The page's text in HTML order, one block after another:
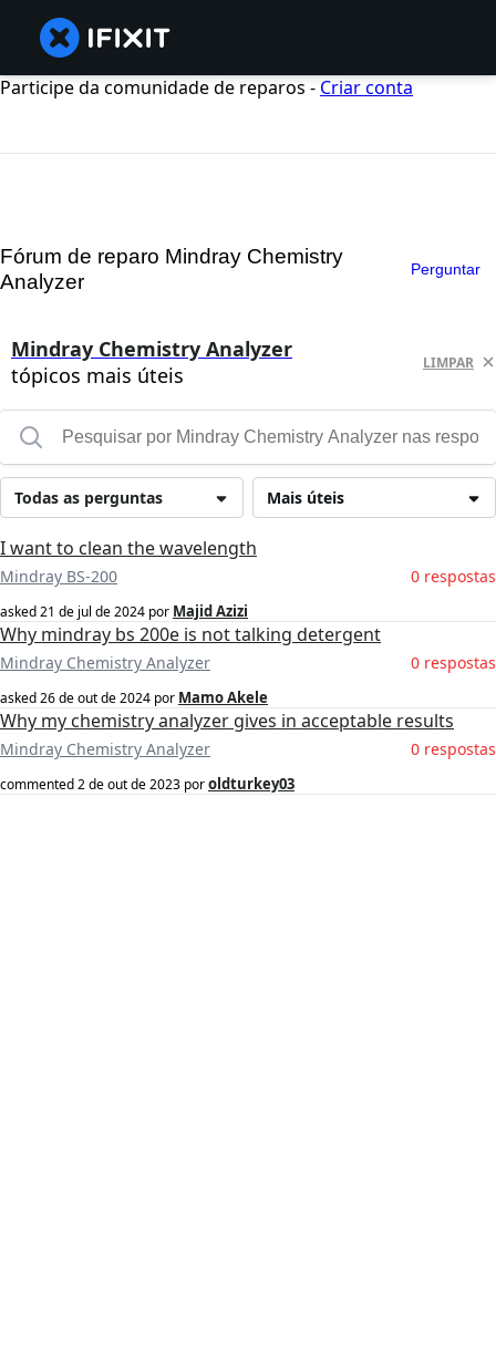
Participe da comunidade de reparos - Criar conta
Fórum de reparo Mindray Chemistry
Analyzer
Perguntar
Mindray Chemistry Analyzer
tópicos mais úteis
LIMPAR
Mais úteis
Todas as perguntas
I want to clean the wavelength
Mindray BS-200 0 respostas
asked21 de jul de 2024 por Majid Azizi
Why mindray bs 200e is not talking detergent
Mindray Chemistry Analyzer 0 respostas
asked26 de out de 2024 por Mamo Akele
Why my chemistry analyzer gives in acceptable results
Mindray Chemistry Analyzer 0 respostas
commented2 de out de 2023 poroldturkey03